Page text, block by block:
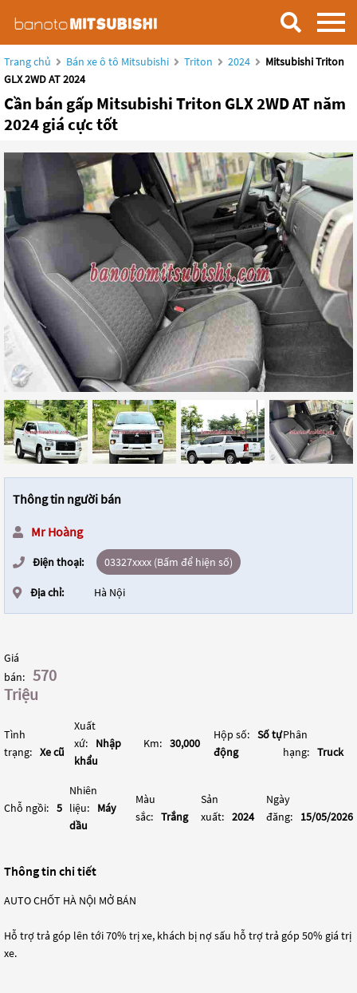
Trang chủ Bán xe ô tô Mitsubishi Triton 2024
Mitsubishi Triton
GLX 2WD AT 2024
Cần bán gấp Mitsubishi Triton GLX 2WD AT năm
2024 giá cực tốt
Thông tin người bán
Mr Hoàng
Điện thoại: 03327xxxx (Bấm để hiện số)
Địa chỉ: Hà Nội
Giá
bán: 570
Triệu
Tình
trạng: Xe cũ
Xuất
xứ:
Nhập
khẩu
Km: 30,000
Hộp số: Số tự
động
Phân
hạng: Truck
Chỗ ngồi: 5
Nhiên
liệu:
Máy
dầu
Màu
sắc: Trắng
Sản
xuất: 2024
Ngày
đăng:
15/05/2026
Thông tin chi tiết
AUTO CHỐT HÀ NỘI MỞ BÁN
Hỗ trợ trả góp lên tới 70% trị xe, khách bị nợ sấu hỗ trợ trả góp 50% giá trị
xe.